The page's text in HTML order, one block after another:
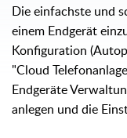
Die einfachste und
einem Endgerät
Konfiguration
"Cloud
Endgeräte
anlegen und die